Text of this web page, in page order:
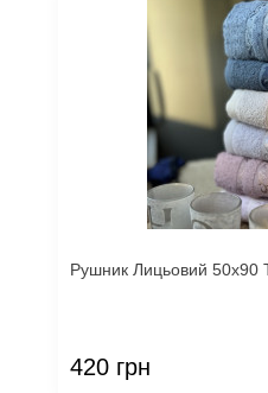
Рушник Лицьовий 50х90
420 грн